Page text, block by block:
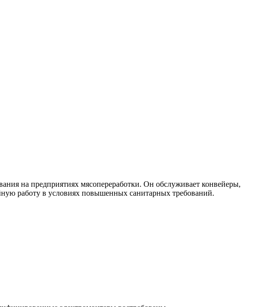
на предприятиях мясопереработки. Он обслуживает конвейеры,
работу в условиях повышенных санитарных требований.